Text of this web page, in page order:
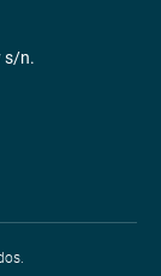
s/n.